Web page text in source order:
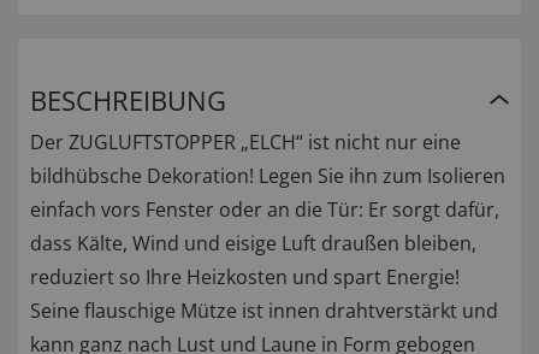
BESCHREIBUNG
Der ZUGLUFTSTOPPER „ELCH“ ist nicht nur eine
bildhübsche Dekoration! Legen Sie ihn zum Isolieren
einfach vors Fenster oder an die Tür: Er sorgt dafür,
dass Kälte, Wind und eisige Luft draußen bleiben,
reduziert so Ihre Heizkosten und spart Energie!
Seine flauschige Mütze ist innen drahtverstärkt und
kann ganz nach Lust und Laune in Form gebogen